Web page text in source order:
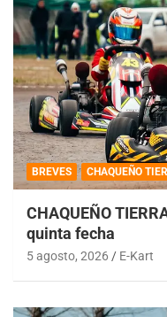
BREVES CHAQUEÑO
CHAQUEÑO
quinta fecha
5 agosto, 2026 E-Kart